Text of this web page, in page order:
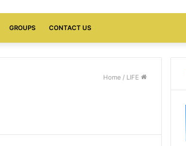
GROUPS CONTACT US
/ LIFE